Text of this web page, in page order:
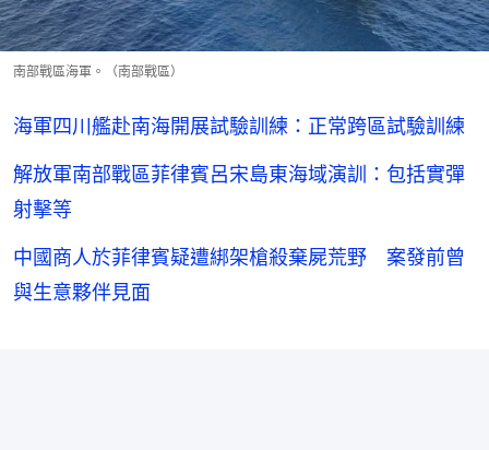
南部戰區海軍。（南部戰區）
海軍四川艦赴南海開展試驗訓練：正常跨區試驗訓練
解放軍南部戰區菲律賓呂宋島東海域演訓：包括實彈
射擊等
中國商人於菲律賓疑遭綁架槍殺棄屍荒野 案發前曾
與生意夥伴見面